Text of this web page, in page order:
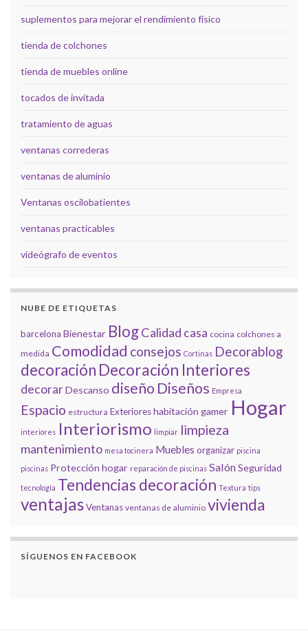
suplementos para mejorar el rendimiento físico
tienda de colchones
tienda de muebles online
tocados de invitada
tratamiento de aguas
ventanas correderas
ventanas de aluminio
Ventanas oscilobatientes
ventanas practicables
videógrafo de eventos
NUBE DE ETIQUETAS
barcelona Bienestar BlogCalidad casa cocina colchones a
medida Comodidad consejos Cortinas Decorablog
decoración Decoración Interiores
decorarDescanso diseño Diseños Empresa
Espacio estructura Exterioreshabitación gamer Hogar
interiores Interiorismo limpiar limpieza
mantenimiento mesa tocinera Muebles organizar piscina
piscinas Protección hogar reparación de piscinas SalónSeguridad
tecnología Tendencias decoración Textura tips
ventajasVentanas ventanas de aluminio vivienda
SÍGUENOS EN FACEBOOK